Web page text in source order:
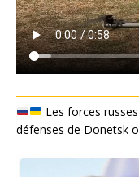
Les forces
défenses de Donetsk